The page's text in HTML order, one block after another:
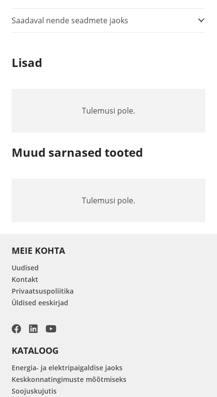
Saadaval nende seadmete jaoks
Lisad
Tulemusi pole.
Muud sarnased tooted
Tulemusi pole.
MEIE KOHTA
Uudised
Kontakt
Privaatsuspoliitika
Üldised eeskirjad
KATALOOG
Energia- ja elektripaigaldise jaoks
Keskkonnatingimuste mõõtmiseks
Soojuskujutis